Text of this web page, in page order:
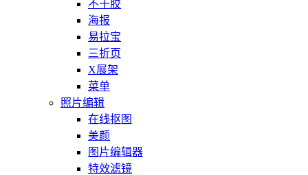
不干胶
海报
易拉宝
三折页
X展架
菜单
照片编辑
在线抠图
美颜
图片编辑器
特效滤镜